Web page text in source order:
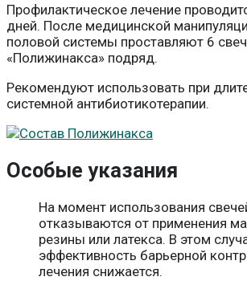
Профилактическое лечение
дней. После медицинской
половой системы проставляют 6
«Полижинакса» подряд.
Рекомендуют использовать при
системной антибиотикотерапии.
Особые указания
На момент использования
отказываются от применения
резины или латекса. В этом
эффективность барьерной
лечения снижается.